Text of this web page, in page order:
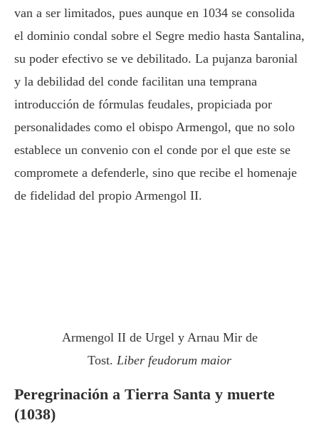
van a ser limitados, pues aunque en 1034 se consolida
el dominio condal sobre el Segre medio hasta Santalina,
su poder efectivo se ve debilitado. La pujanza baronial
y la debilidad del conde facilitan una temprana
introducción de fórmulas feudales, propiciada por
personalidades como el obispo Armengol, que no solo
establece un convenio con el conde por el que este se
compromete a defenderle, sino que recibe el homenaje
de fidelidad del propio Armengol II.
Armengol II de Urgel y Arnau Mir de
Tost. Liber feudorum maior
Peregrinación a Tierra Santa y muerte
(1038)